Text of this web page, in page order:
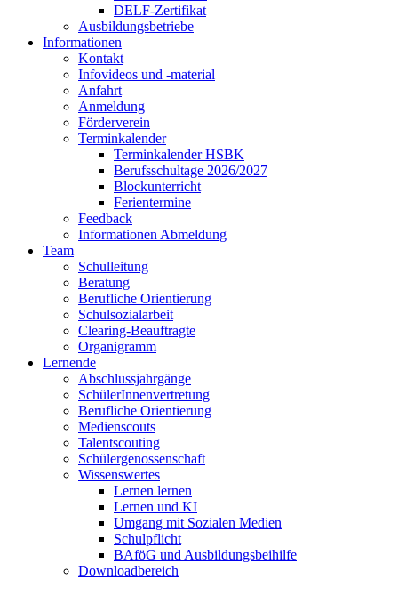
DELF-Zertifikat
Ausbildungsbetriebe
Informationen
Kontakt
Infovideos und -material
Anfahrt
Anmeldung
Förderverein
Terminkalender
Terminkalender HSBK
Berufsschultage 2026/2027
Blockunterricht
Ferientermine
Feedback
Informationen Abmeldung
Team
Schulleitung
Beratung
Berufliche Orientierung
Schulsozialarbeit
Clearing-Beauftragte
Organigramm
Lernende
Abschlussjahrgänge
SchülerInnenvertretung
Berufliche Orientierung
Medienscouts
Talentscouting
Schüler­genossen­schaft
Wissenswertes
Lernen lernen
Lernen und KI
Umgang mit Sozialen Medien
Schulpflicht
BAföG und Ausbildungsbeihilfe
Downloadbereich